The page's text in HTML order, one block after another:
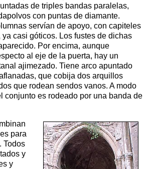
de triples bandas paralelas,
con puntas de diamante.
servían de apoyo, con capiteles
casi góticos. Los fustes de dichas
Por encima, aunque
al eje de la puerta, hay un
ajimezado. Tiene arco apuntado
que cobija dos arquillos
que rodean sendos vanos. A modo
conjunto es rodeado por una banda de
para
Todos
y
y